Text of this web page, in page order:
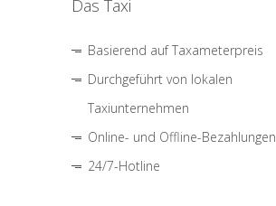
Das Taxi
Basierend auf Taxameterpreis
Durchgeführt von lokalen
Taxiunternehmen
Online- und Offline-Bezahlungen
24/7-Hotline